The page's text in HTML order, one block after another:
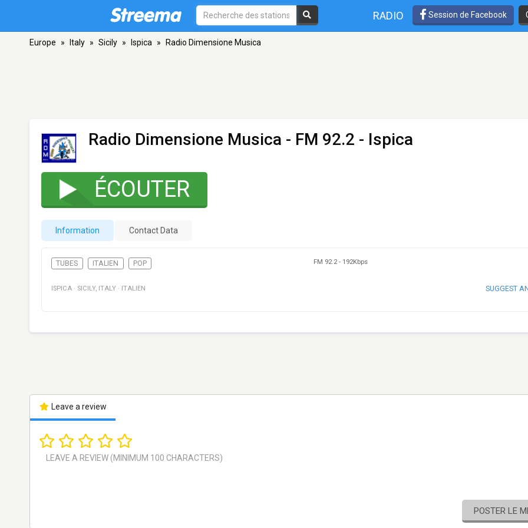
RADIO Session de Facebook
Europe » Italy » Sicily » Ispica » Radio Dimensione Musica
Radio Dimensione Musica - FM 92.2 - Ispica
ÉCOUTER
Information Contact Data
TUBES ITALIEN POP FM 92.2- 192Kbps
ISPICA · SICILY, ITALY · ITALIEN SUGGEST
Leave a review
POSTER LE